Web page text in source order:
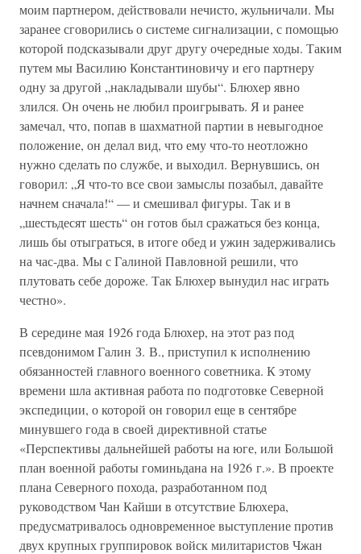
моим партнером, действовали нечисто, жульничали. Мы
заранее сговорились о системе сигнализации, с помощью
которой подсказывали друг другу очередные ходы. Таким
путем мы Василию Константиновичу и его партнеру
одну за другой „накладывали шубы“. Блюхер явно
злился. Он очень не любил проигрывать. Я и ранее
замечал, что, попав в шахматной партии в невыгодное
положение, он делал вид, что ему что-то неотложно
нужно сделать по службе, и выходил. Вернувшись, он
говорил: „Я что-то все свои замыслы позабыл, давайте
начнем сначала!“ — и смешивал фигуры. Так и в
„шестьдесят шесть“ он готов был сражаться без конца,
лишь бы отыграться, в итоге обед и ужин задерживались
на час-два. Мы с Галиной Павловной решили, что
плутовать себе дороже. Так Блюхер вынудил нас играть
честно».
В середине мая 1926 года Блюхер, на этот раз под
псевдонимом Галин З. В., приступил к исполнению
обязанностей главного военного советника. К этому
времени шла активная работа по подготовке Северной
экспедиции, о которой он говорил еще в сентябре
минувшего года в своей директивной статье
«Перспективы дальнейшей работы на юге, или Большой
план военной работы гоминьдана на 1926 г.». В проекте
плана Северного похода, разработанном под
руководством Чан Кайши в отсутствие Блюхера,
предусматривалось одновременное выступление против
двух крупных группировок войск милитаристов Чжан